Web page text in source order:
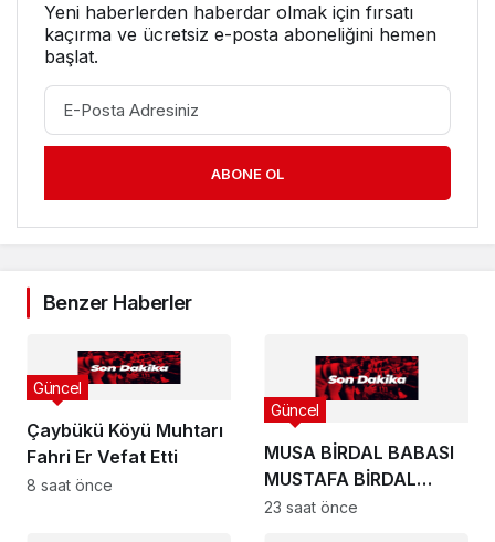
Yeni haberlerden haberdar olmak için fırsatı
kaçırma ve ücretsiz e-posta aboneliğini hemen
başlat.
ABONE OL
Benzer Haberler
Çaybükü Köyü Muhtarı
Fahri Er Vefat Etti
Güncel
8 saat önce
MUSA BİRDAL BABASI
MUSTAFA BİRDAL
HAYATINI KAYBETTİ
Güncel
23 saat önce